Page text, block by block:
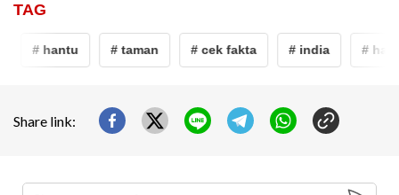
TAG
# hantu # taman # cek fakta # india #
Share link: